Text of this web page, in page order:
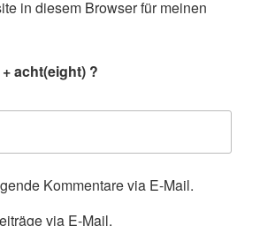
in diesem Browser für meinen
acht(eight) ?
Kommentare via E-Mail.
via E-Mail.